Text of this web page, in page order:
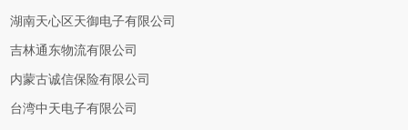
湖南天心区天御电子有限公司
吉林通东物流有限公司
内蒙古诚信保险有限公司
台湾中天电子有限公司